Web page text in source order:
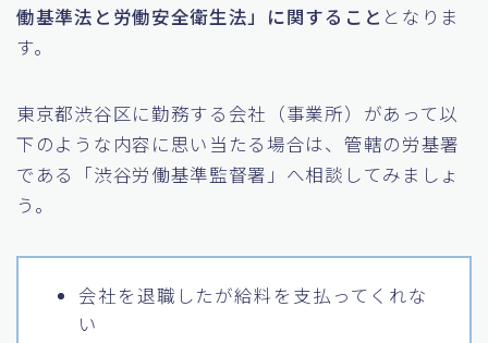
働基準法と労働安全衛生法」に関すること となりま
す。
東京都渋谷区に勤務する会社（事業所）があって以
下のような内容に思い当たる場合は、管轄の労基署
である「渋谷労働基準監督署」へ相談してみましょ
う。
会社を退職したが給料を支払ってくれな
い